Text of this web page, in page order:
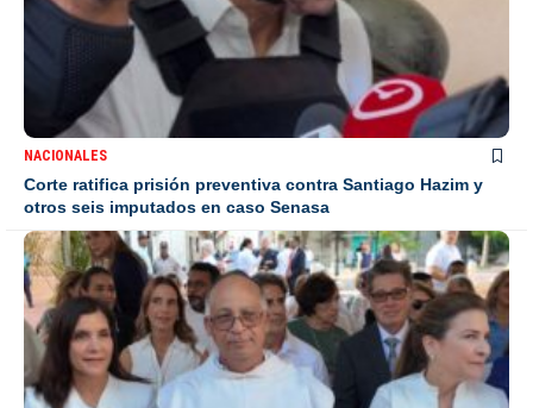
NACIONALES
Corte ratifica prisión preventiva contra Santiago Hazim y
otros seis imputados en caso Senasa